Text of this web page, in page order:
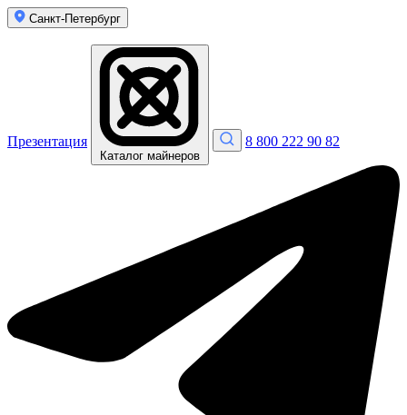
Санкт-Петербург
Презентация
Каталог майнеров
8 800 222 90 82